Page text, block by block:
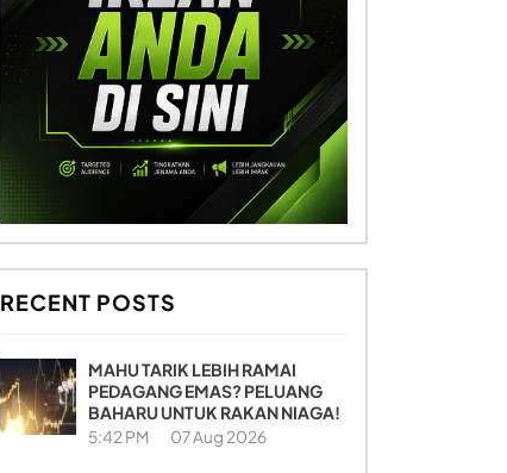
RECENT POSTS
MAHU TARIK LEBIH RAMAI
PEDAGANG EMAS? PELUANG
BAHARU UNTUK RAKAN NIAGA!
5:42 PM 07 Aug 2026